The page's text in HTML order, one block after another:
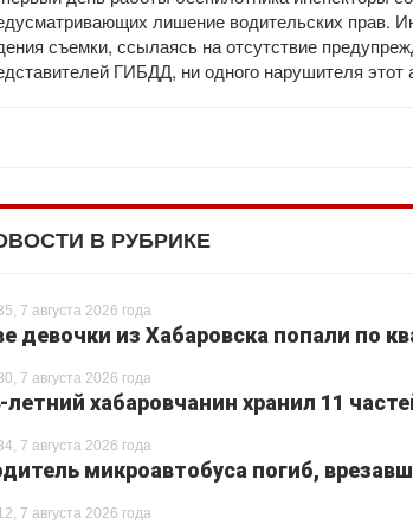
лишение водительских прав.
съемки, ссылаясь на отсутствие
ГИБДД, ни одного нарушителя этот
В РУБРИКЕ
7 августа 2026 года
девочки из Хабаровска попали по
7 августа 2026 года
летний хабаровчанин хранил 11
7 августа 2026 года
микроавтобуса погиб,
7 августа 2026 года